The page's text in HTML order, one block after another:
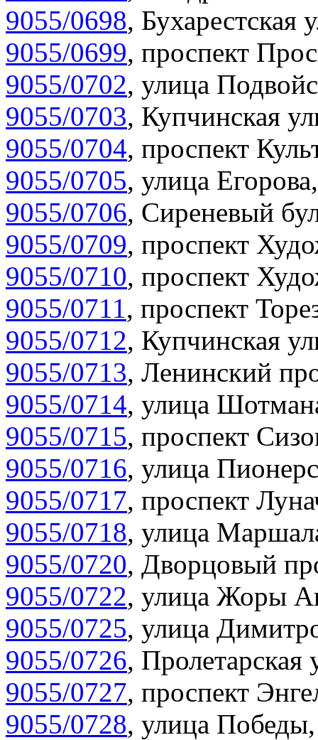
9055/0698, Бухарестская
9055/0699, проспект
9055/0702, улица
9055/0703, Купчинская
9055/0704, проспект
9055/0705, улица
9055/0706, Сиреневый
9055/0709, проспект
9055/0710, проспект
9055/0711, проспект
9055/0712, Купчинская
9055/0713, Ленинский
9055/0714, улица
9055/0715, проспект
9055/0716, улица
9055/0717, проспект
9055/0718, улица
9055/0720, Дворцовый
9055/0722, улица Жоры
9055/0725, улица
9055/0726, Пролетарская
9055/0727, проспект
9055/0728, улица